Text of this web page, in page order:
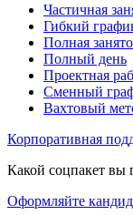
Частичная
Гибкий
Полная
Полный день
Проектная
Сменный
Вахтовый
Корпоративная
Какой соцпакет вы
Оформляйте